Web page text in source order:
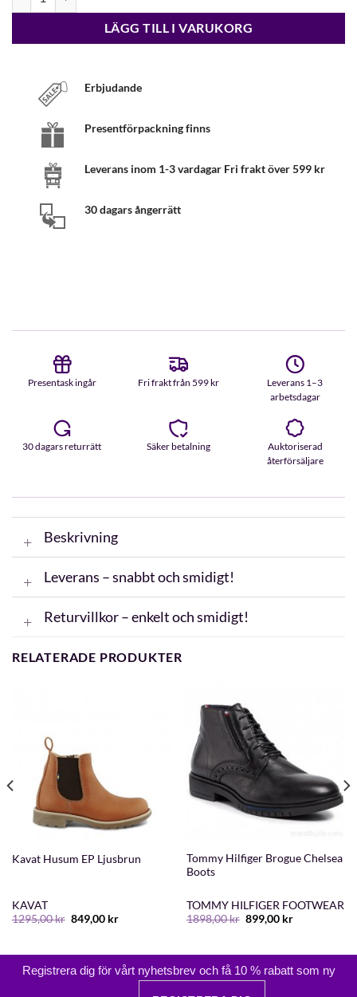
LÄGG TILL I VARUKORG
Erbjudande
Presentförpackning finns
Leverans inom 1-3 vardagar Fri frakt över 599 kr
30 dagars ångerrätt
Presentask ingår Fri frakt från 599 kr
Leverans 1–3
arbetsdagar
30 dagars returrätt Säker betalning
Auktoriserad
återförsäljare
Beskrivning
Leverans – snabbt och smidigt!
Returvillkor – enkelt och smidigt!
RELATERADE PRODUKTER
Kavat Husum EP Ljusbrun
KAVAT
1295,00kr Det
ursprungliga
1295,00 kr.
849,00 krDet
849,00 kr.
Tommy Hilfiger Brogue Chelsea
Boots
TOMMY HILFIGER FOOTWEAR
1898,00kr Det
ursprungliga
1898,00 kr.
899,00 krDet
899,00 kr.
Registrera dig för vårt nyhetsbrev och få 10 % rabatt som ny